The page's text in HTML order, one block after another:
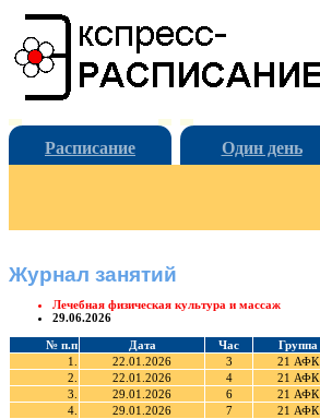
Расписание Один день
Журнал занятий
Лечебная физическая культура и массаж
29.06.2026
№ п.п Дата Час Группа
1.
22.01.2026 3 21 АФК
2.
22.01.2026 4 21 АФК
3.
29.01.2026 6 21 АФК
4.
29.01.2026 7 21 АФК